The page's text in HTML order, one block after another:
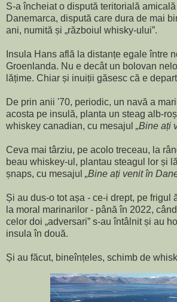
S-a încheiat o dispută teritorială
Danemarca, dispută care dura de mai
ani, numită și „războiul whisky-ului”.
Insula Hans află la distanțe egale între
Groenlanda. Nu e decât un bolovan
lățime. Chiar și inuiții găsesc că e
De prin anii '70, periodic, un navă a
acosta pe insulă, planta un steag alb-
whiskey canadian, cu mesajul „Bine ați
Ceva mai târziu, pe acolo treceau, la
beau whiskey-ul, plantau steagul lor și
șnaps, cu mesajul „Bine ați venit în
Și au dus-o tot așa - ce-i drept, pe frigul
la moral marinarilor - până în 2022,
celor doi „adversari” s-au întâlnit și au
insula în două.
Și au făcut, bineînțeles, schimb de